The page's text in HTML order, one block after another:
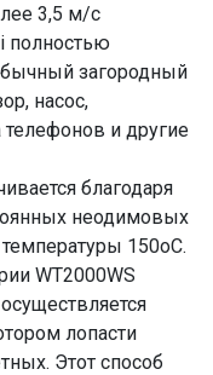
3,5 м/с
полностью
загородный
насос,
и другие
благодаря
неодимовых
150оС.
WT2000WS
лопасти
Этот способ